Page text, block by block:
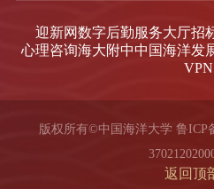
迎新网数字后勤服务大厅招
心理咨询海大附中中国海洋发
VPN
版权所有©中国海洋大学 鲁ICP
返回顶